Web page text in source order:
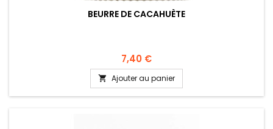
BEURRE DE CACAHUÈTE
7,40 €
 Ajouter au panier